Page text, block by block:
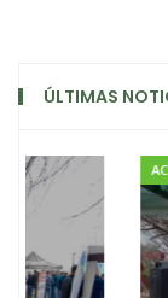
ÚLTIMAS
ACTUALIDAD